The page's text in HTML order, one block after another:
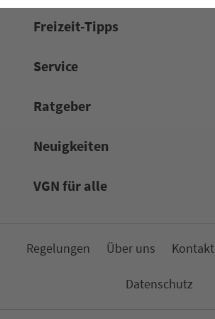
Frei­zeit-Tipps
Service
Rat­ge­ber
Neuigkeiten
VGN für alle
Re­ge­lungen Über uns Kon­takt
Da­ten­schutz